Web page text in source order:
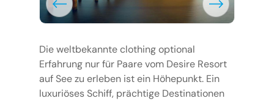
Die weltbekannte clothing optional
Erfahrung nur für Paare vom Desire Resort
auf See zu erleben ist ein Höhepunkt. Ein
luxuriöses Schiff, prächtige Destinationen